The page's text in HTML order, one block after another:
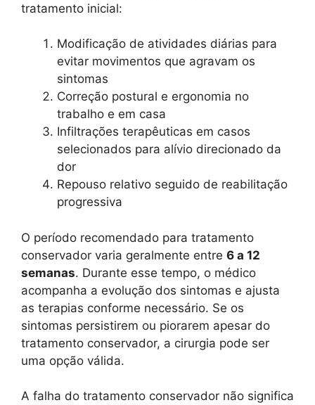
tratamento inicial:
Modificação de atividades diárias para
evitar movimentos que agravam os
sintomas
Correção postural e ergonomia no
trabalho e em casa
Infiltrações terapêuticas em casos
selecionados para alívio direcionado da
dor
Repouso relativo seguido de reabilitação
progressiva
O período recomendado para tratamento
conservador varia geralmente entre 6 a 12
semanas. Durante esse tempo, o médico
acompanha a evolução dos sintomas e ajusta
as terapias conforme necessário. Se os
sintomas persistirem ou piorarem apesar do
tratamento conservador, a cirurgia pode ser
uma opção válida.
A falha do tratamento conservador não significa